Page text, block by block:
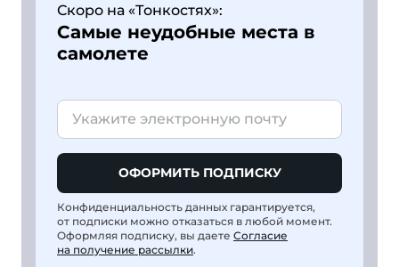
Скоро на «Тонкостях»:
Самые неудобные места в
самолете
ОФОРМИТЬ ПОДПИСКУ
Конфиденциальность данных гарантируется,
от подписки можно отказаться в любой момент.
Оформляя подписку, вы даете Согласие
на получение рассылки.